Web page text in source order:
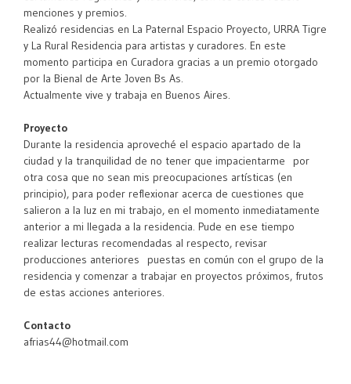
menciones y premios.
Realizó residencias en La Paternal Espacio Proyecto, URRA Tigre
y La Rural Residencia para artistas y curadores. En este
momento participa en Curadora gracias a un premio otorgado
por la Bienal de Arte Joven Bs As.
Actualmente vive y trabaja en Buenos Aires.
Proyecto
Durante la residencia aproveché el espacio apartado de la
ciudad y la tranquilidad de no tener que impacientarme por
otra cosa que no sean mis preocupaciones artísticas (en
principio), para poder reflexionar acerca de cuestiones que
salieron a la luz en mi trabajo, en el momento inmediatamente
anterior a mi llegada a la residencia. Pude en ese tiempo
realizar lecturas recomendadas al respecto, revisar
producciones anteriores puestas en común con el grupo de la
residencia y comenzar a trabajar en proyectos próximos, frutos
de estas acciones anteriores.
Contacto
afrias44@hotmail.com